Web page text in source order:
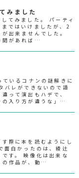
みました
てみました。 パーティ
ではいけましたが、2
出来ませんでした。
間があれば…
いるコナンの謎解きに
バレができないので語
って演出もハデで、
の入り方が違うな」…
際に本を読むようにし
面白かったのは、綾辻
す。 映像化は出来な
の作品が、動…